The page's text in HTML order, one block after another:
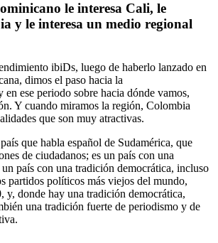
le interesa Cali, le
y le interesa un medio regional
ibiDs, luego de haberlo lanzado en
dimos el paso hacia la
ese periodo sobre hacia dónde vamos,
Y cuando miramos la región, Colombia
que son muy atractivas.
que habla español de Sudamérica, que
de ciudadanos; es un país con una
país con una tradición democrática, incluso
partidos políticos más viejos del mundo,
y, donde hay una tradición democrática,
una tradición fuerte de periodismo y de